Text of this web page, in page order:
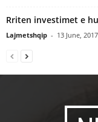
Rriten investimet e
Lajmetshqip - 13 June, 2017